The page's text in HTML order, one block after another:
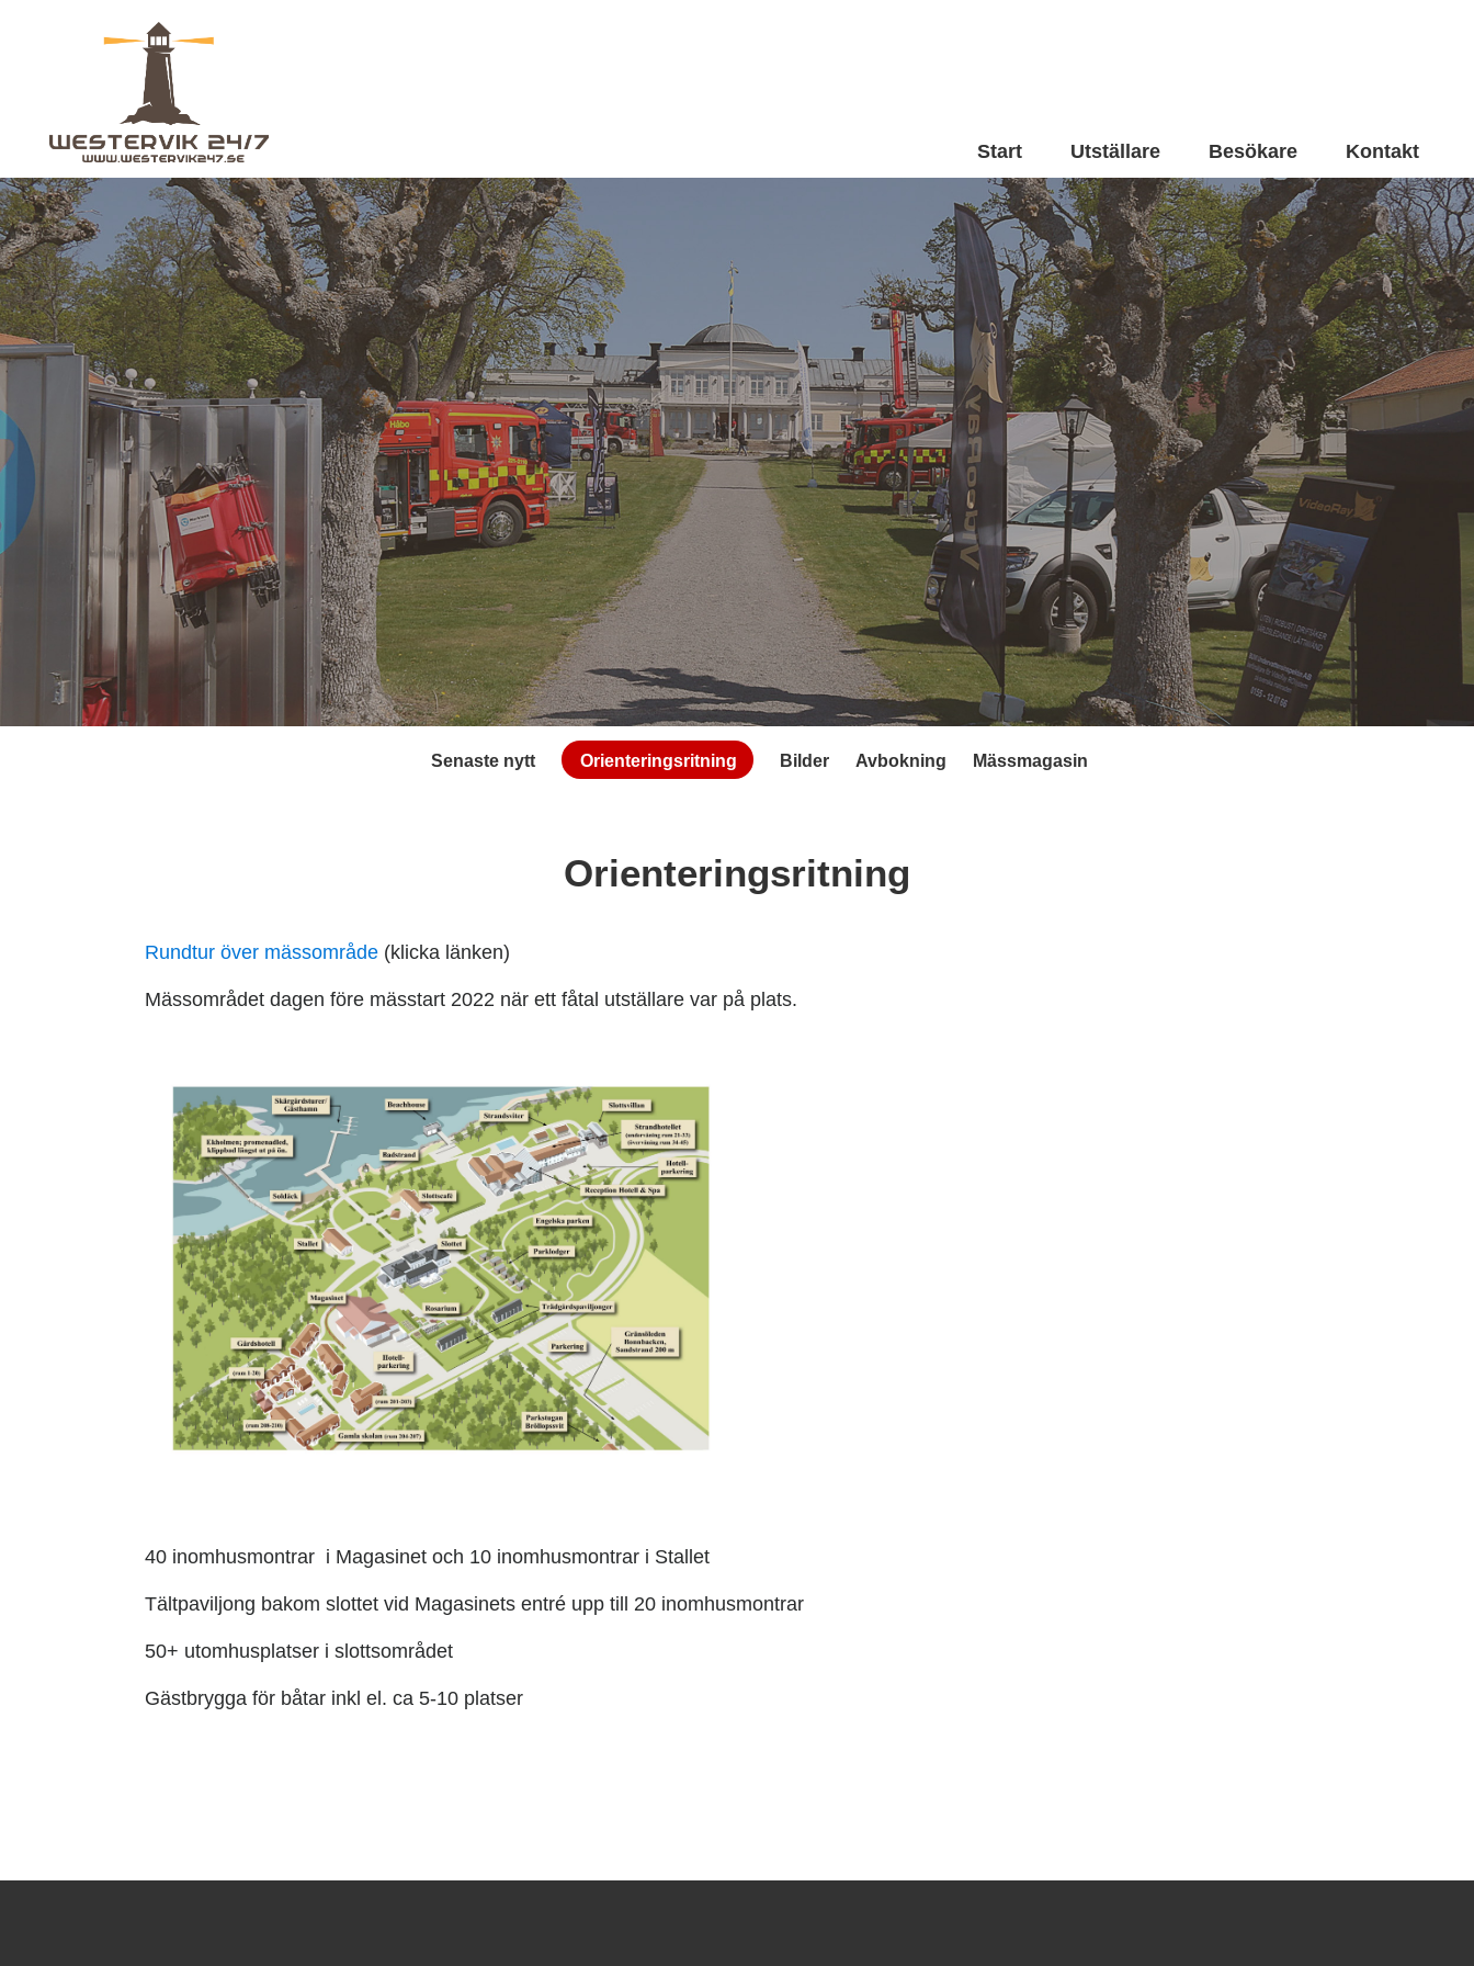
Start Utställare Besökare Kontakt
Senaste nytt Orienteringsritning Bilder Avbokning Mässmagasin
Orienteringsritning
Rundtur över mässområde (klicka länken)
Mässområdet dagen före mässtart 2022 när ett fåtal utställare var på plats.
40 inomhusmontrar i Magasinet och 10 inomhusmontrar i Stallet
Tältpaviljong bakom slottet vid Magasinets entré upp till 20 inomhusmontrar
50+ utomhusplatser i slottsområdet
Gästbrygga för båtar inkl el. ca 5-10 platser